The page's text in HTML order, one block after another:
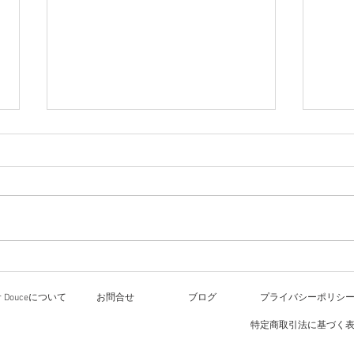
ワークショップ
8月4日&5日 リーガロイヤルホテ
化祭では エコールドロイヤル様
す。 夏休み暑さもピークの頃で
すが、是非、多くの方のお運びお
レッ
Douceについて お問合せ ブログ プライバシーポリシー
特定商取引法に基づく